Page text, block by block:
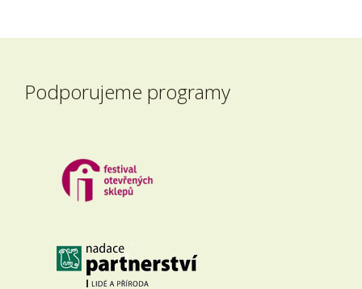
Podporujeme programy